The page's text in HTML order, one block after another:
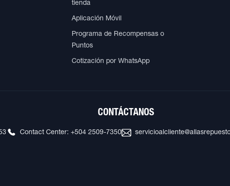
tienda
Aplicación Móvil
Programa de Recompensas o
Puntos
Cotización por WhatsApp
CONTÁCTANOS
Contact Center: +504 2509-7350